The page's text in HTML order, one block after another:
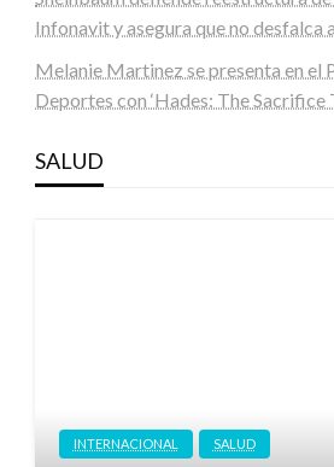
Infonavit y asegura que no desfalca
Melanie Martinez se presenta en el
Deportes con ‘Hades: The Sacrifice
SALUD
INTERNACIONAL SALUD